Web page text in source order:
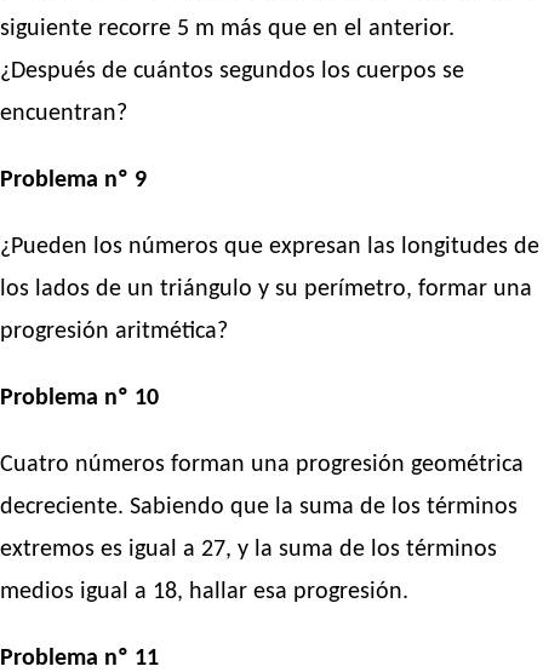
siguiente recorre 5 m más que en el anterior.
¿Después de cuántos segundos los cuerpos se
encuentran?
Problema nº 9
¿Pueden los números que expresan las longitudes de
los lados de un triángulo y su perímetro, formar una
progresión aritmética?
Problema nº 10
Cuatro números forman una progresión geométrica
decreciente. Sabiendo que la suma de los términos
extremos es igual a 27, y la suma de los términos
medios igual a 18, hallar esa progresión.
Problema nº 11